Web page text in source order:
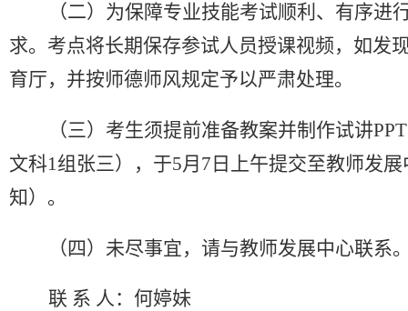
（二）为保障专业技能考试顺利、有序进
求。考点将长期保存参试人员授课视频，如发
育厅，并按师德师风规定予以严肃处理。
（三）考生须提前准备教案并制作试讲PPT
文科1组张三），于5月 7 日上午提交至教师发展
知） 。
（四）未尽事宜，请与教师发展中心联系
联 系 人： 何婷妹